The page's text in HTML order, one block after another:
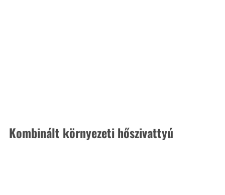
Kombinált környezeti hőszivattyú